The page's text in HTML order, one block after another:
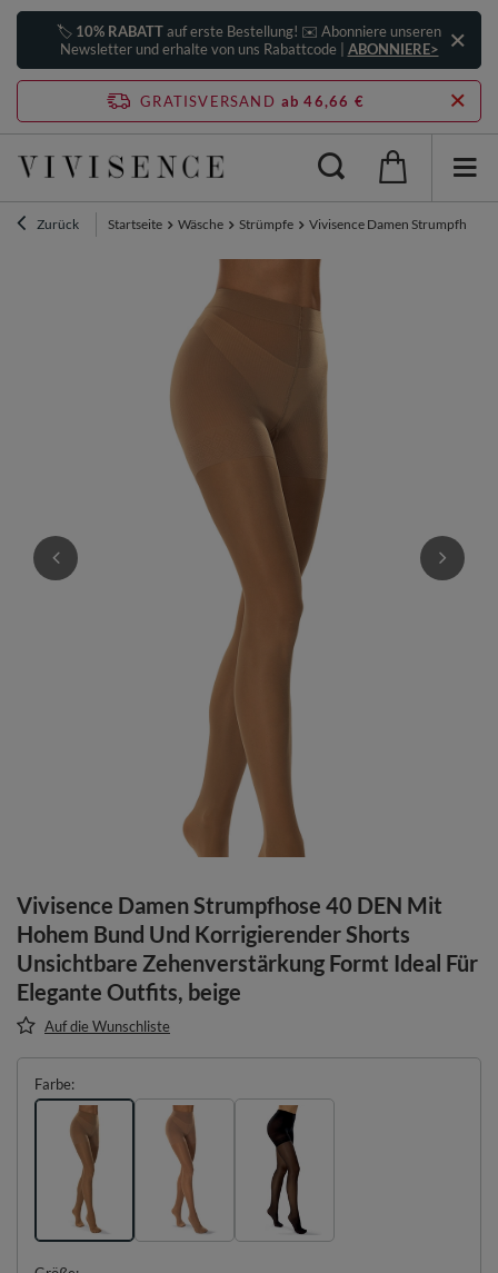
🏷️ 10% RABATTauf erste Bestellung! ✉️ Abonniere unseren
Newsletter und erhalte von uns Rabattcode | ABONNIERE>
GRATISVERSAND ab 46,66 €
Zurück Startseite Wäsche Strümpfe Vivisence Damen Strumpfhose
Vivisence Damen Strumpfhose 40 DEN Mit
Hohem Bund Und Korrigierender Shorts
Unsichtbare Zehenverstärkung Formt Ideal Für
Elegante Outfits, beige
Auf die Wunschliste
Farbe